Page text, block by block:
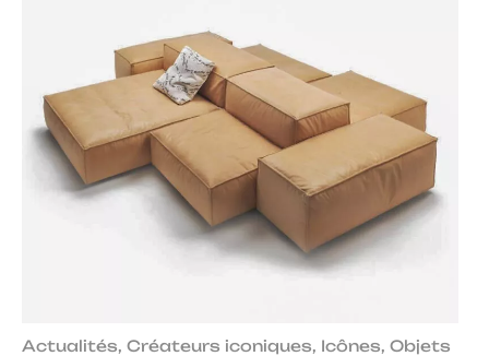
Actualités, Créateurs iconiques, Icônes, Objets